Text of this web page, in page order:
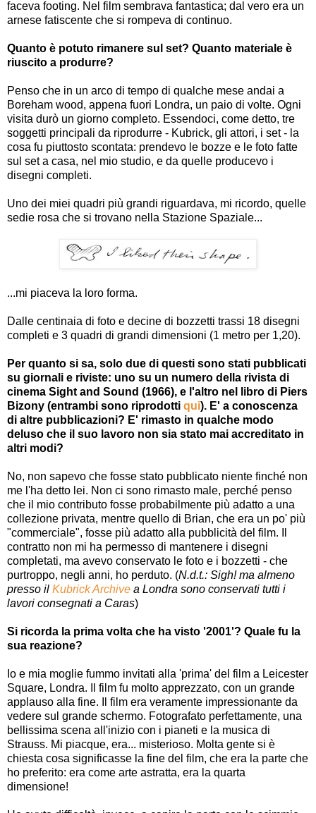
faceva footing. Nel film sembrava fantastica; dal vero era un
arnese fatiscente che si rompeva di continuo.
Quanto è potuto rimanere sul set? Quanto materiale è
riuscito a produrre?
Penso che in un arco di tempo di qualche mese andai a
Boreham wood, appena fuori Londra, un paio di volte. Ogni
visita durò un giorno completo. Essendoci, come detto, tre
soggetti principali da riprodurre - Kubrick, gli attori, i set - la
cosa fu piuttosto scontata: prendevo le bozze e le foto fatte
sul set a casa, nel mio studio, e da quelle producevo i
disegni completi.
Uno dei miei quadri più grandi riguardava, mi ricordo, quelle
sedie rosa che si trovano nella Stazione Spaziale...
...mi piaceva la loro forma.
Dalle centinaia di foto e decine di bozzetti trassi 18 disegni
completi e 3 quadri di grandi dimensioni (1 metro per 1,20).
Per quanto si sa, solo due di questi sono stati pubblicati
su giornali e riviste: uno su un numero della rivista di
cinema Sight and Sound (1966), e l'altro nel libro di Piers
Bizony (entrambi sono riprodotti qui). E' a conoscenza
di altre pubblicazioni? E' rimasto in qualche modo
deluso che il suo lavoro non sia stato mai accreditato in
altri modi?
No, non sapevo che fosse stato pubblicato niente finché non
me l'ha detto lei. Non ci sono rimasto male, perché penso
che il mio contributo fosse probabilmente più adatto a una
collezione privata, mentre quello di Brian, che era un po' più
"commerciale", fosse più adatto alla pubblicità del film. Il
contratto non mi ha permesso di mantenere i disegni
completati, ma avevo conservato le foto e i bozzetti - che
purtroppo, negli anni, ho perduto. (N.d.t.: Sigh! ma almeno
presso il Kubrick Archive a Londra sono conservati tutti i
lavori consegnati a Caras)
Si ricorda la prima volta che ha visto '2001'? Quale fu la
sua reazione?
Io e mia moglie fummo invitati alla 'prima' del film a Leicester
Square, Londra. Il film fu molto apprezzato, con un grande
applauso alla fine. Il film era veramente impressionante da
vedere sul grande schermo. Fotografato perfettamente, una
bellissima scena all'inizio con i pianeti e la musica di
Strauss. Mi piacque, era... misterioso. Molta gente si è
chiesta cosa significasse la fine del film, che era la parte che
ho preferito: era come arte astratta, era la quarta
dimensione!